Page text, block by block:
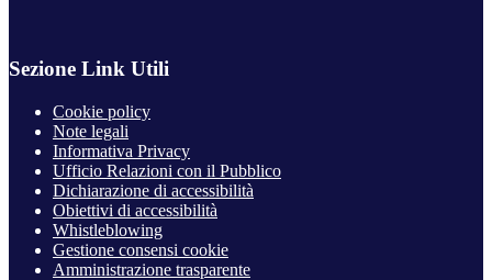
Sezione Link Utili
Cookie policy
Note legali
Informativa Privacy
Ufficio Relazioni con il Pubblico
Dichiarazione di accessibilità
Obiettivi di accessibilità
Whistleblowing
Gestione consensi cookie
Amministrazione trasparente